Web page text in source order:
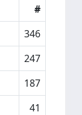
#
346
247
187
41